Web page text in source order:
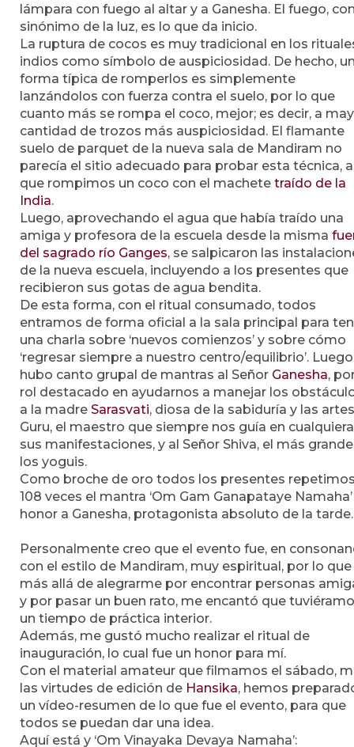
lámpara con fuego al altar y a Ganesha. El fuego,
sinónimo de la luz, es lo que da inicio.
La ruptura de cocos es muy tradicional en los
indios como símbolo de auspiciosidad. De hecho,
forma típica de romperlos es simplemente
lanzándolos con fuerza contra el suelo, por lo que
cuanto más se rompa el coco, mejor; es decir, a
cantidad de trozos más auspiciosidad. El flamante
suelo de parquet de la nueva sala de Mandiram no
parecía el sitio adecuado para probar esta técnica,
que rompimos un coco con el machete traído de la
India.
Luego, aprovechando el agua que había traído una
amiga y profesora de la escuela desde la misma
del sagrado río Ganges, se salpicaron las
de la nueva escuela, incluyendo a los presentes que
recibieron sus gotas de agua bendita.
De esta forma, con el ritual consumado, todos
entramos de forma oficial a la sala principal para
una charla sobre ‘nuevos comienzos’ y sobre cómo
‘regresar siempre a nuestro centro/equilibrio’. Luego
hubo canto grupal de mantras al Señor Ganesha,
rol destacado en ayudarnos a manejar los
a la madre Sarasvati, diosa de la sabiduría y las
Guru, el maestro que siempre nos guía en
sus manifestaciones, y al Señor Shiva, el más
los yoguis.
Como broche de oro todos los presentes
108 veces el mantra ‘Om Gam Ganapataye
honor a Ganesha, protagonista absoluto de la tarde.
Personalmente creo que el evento fue, en
con el estilo de Mandiram, muy espiritual, por lo que
más allá de alegrarme por encontrar personas
y por pasar un buen rato, me encantó que
un tiempo de práctica interior.
Además, me gustó mucho realizar el ritual de
inauguración, lo cual fue un honor para mí.
Con el material amateur que filmamos el sábado,
las virtudes de edición de Hansika, hemos
un vídeo-resumen de lo que fue el evento, para que
todos se puedan dar una idea.
Aquí está y ‘Om Vinayaka Devaya Namaha’: